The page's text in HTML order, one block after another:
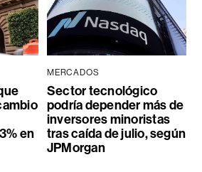
en
MERCADOS
Sector tecnológico
podría depender más de
inversores minoristas
tras caída de julio, según
JPMorgan